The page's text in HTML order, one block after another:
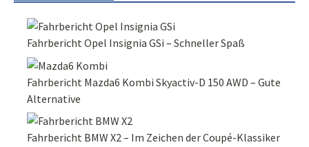
Fahrbericht Opel Insignia GSi – Schneller Spaß
Fahrbericht Mazda6 Kombi Skyactiv-D 150 AWD – Gute
Alternative
Fahrbericht BMW X2 – Im Zeichen der Coupé-Klassiker